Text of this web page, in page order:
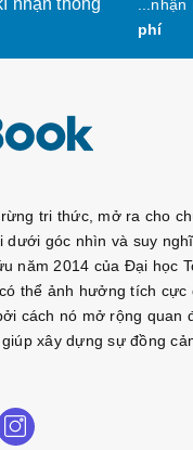
phí
tri thức, mở ra cho
dưới góc nhìn và suy
năm 2014 của Đại học
thể ảnh hưởng tích cực
cách nó mở rộng quan
xây dựng sự đồng